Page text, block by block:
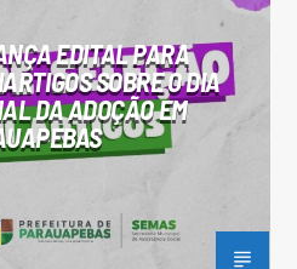
EDITAL PARA
SOBRE O DIA
DA ADOÇÃO EM